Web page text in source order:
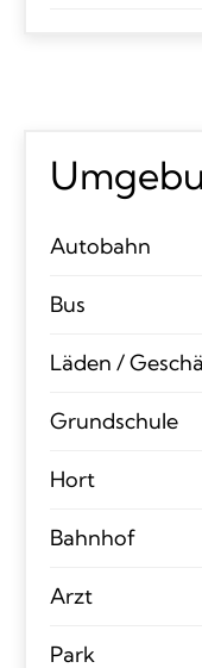
Autobahn
Bus
Läden /
Grundschule
Hort
Bahnhof
Arzt
Park